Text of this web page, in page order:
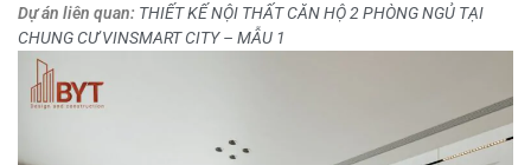
Dự án liên quan: THIẾT KẾ NỘI THẤT CĂN HỘ 2 PHÒNG NGỦ TẠI
CHUNG CƯ VINSMART CITY – MẪU 1